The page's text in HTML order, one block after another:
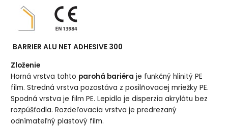
BARRIER ALU NET ADHESIVE 300
Zloženie
Horná vrstva tohto parohá bariéra je funkčný hlinitý PE
film. Stredná vrstva pozostáva z posilňovacej mriežky PE.
Spodná vrstva je film PE. Lepidlo je disperzia akrylátu bez
rozpúšťadla. Rozdeľovacia vrstva je predrezaný
odnímateľný plastový film.